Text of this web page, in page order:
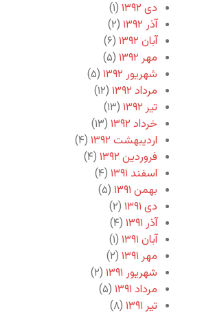
دی ۱۳۹۲
(۱)
آذر ۱۳۹۲
(۲)
آبان ۱۳۹۲
(۶)
مهر ۱۳۹۲
(۵)
شهریور ۱۳۹۲
(۵)
مرداد ۱۳۹۲
(۱۲)
تیر ۱۳۹۲
(۱۳)
خرداد ۱۳۹۲
(۱۳)
اردیبهشت ۱۳۹۲
(۴)
فروردین ۱۳۹۲
(۴)
اسفند ۱۳۹۱
(۴)
بهمن ۱۳۹۱
(۵)
دی ۱۳۹۱
(۲)
آذر ۱۳۹۱
(۴)
آبان ۱۳۹۱
(۱)
مهر ۱۳۹۱
(۲)
شهریور ۱۳۹۱
(۲)
مرداد ۱۳۹۱
(۵)
تیر ۱۳۹۱
(۸)